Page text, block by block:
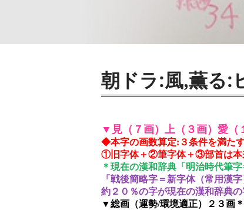
朝ドラ:風,薫る:
▼見（７画）上（３画）愛（
◆本字の画数算定:３条件を満た
①旧字体＋②筆字体＋③部首は本
＊現在の漢和辞典「明治時代筆
「戦後簡略字＝新字体（常用漢
約２０％の字が現在の漢和辞典の
▼総画（運勢/環境適正）２３画